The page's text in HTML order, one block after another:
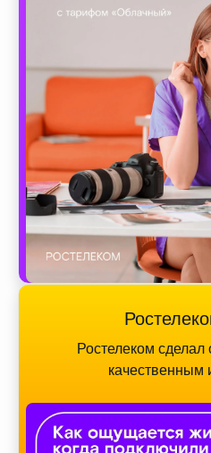
Ростелеком
качественным